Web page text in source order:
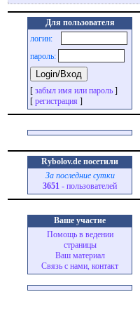
Для пользователя
логин:
пароль:
[ забыл имя или пароль ]
[ регистрация ]
Rybolov.de посетили
За последние сутки
3651 - пользователей
Ваше участие
Помощь в ведении
страницы
Ваш материал
Связь с нами, контакт